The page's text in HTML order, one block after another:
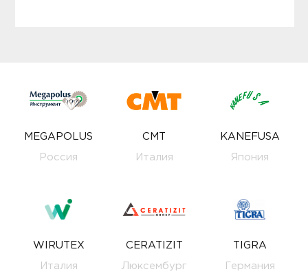
MEGAPOLUS
Россия
CMT
Италия
KANEFUSA
Япония
WIRUTEX
Италия
CERATIZIT
Люксембург
TIGRA
Германия